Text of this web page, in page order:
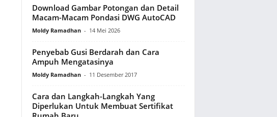
Download Gambar Potongan dan Detail
Macam-Macam Pondasi DWG AutoCAD
Moldy Ramadhan - 14 Mei 2026
Penyebab Gusi Berdarah dan Cara
Ampuh Mengatasinya
Moldy Ramadhan - 11 Desember 2017
Cara dan Langkah-Langkah Yang
Diperlukan Untuk Membuat Sertifikat